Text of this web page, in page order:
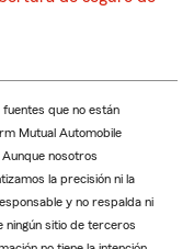
que no están
Mutual Automobile
nosotros
la precisión ni la
y no respalda ni
ningún sitio de terceros